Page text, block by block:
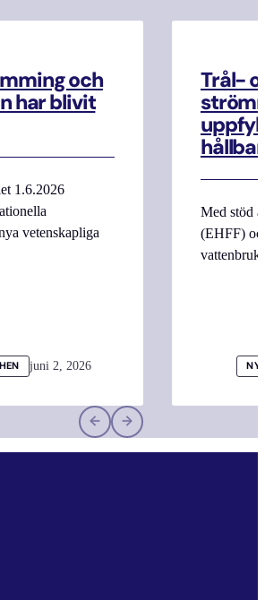
och
har blivit
1.6.2026
vetenskapliga
juni 2, 2026
Trål-
Med stöd
(EHFF)